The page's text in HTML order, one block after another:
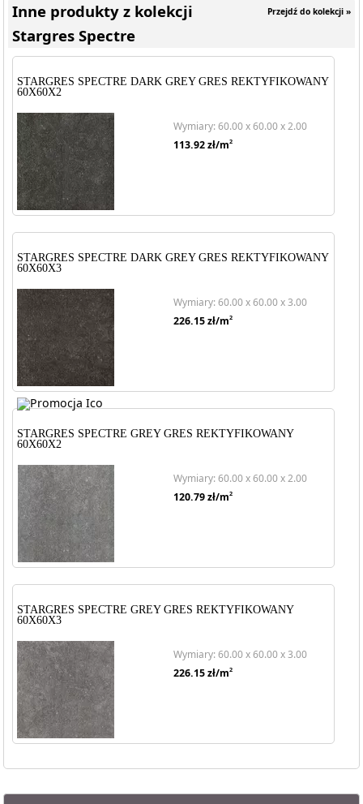
Przejdź do kolekcji »
Inne produkty z kolekcji
Stargres Spectre
STARGRES SPECTRE DARK GREY GRES REKTYFIKOWANY
60X60X2
Wymiary: 60.00 x 60.00 x 2.00
113.92zł/m2
STARGRES SPECTRE DARK GREY GRES REKTYFIKOWANY
60X60X3
Wymiary: 60.00 x 60.00 x 3.00
226.15zł/m2
STARGRES SPECTRE GREY GRES REKTYFIKOWANY
60X60X2
Wymiary: 60.00 x 60.00 x 2.00
120.79zł/m2
STARGRES SPECTRE GREY GRES REKTYFIKOWANY
60X60X3
Wymiary: 60.00 x 60.00 x 3.00
226.15zł/m2